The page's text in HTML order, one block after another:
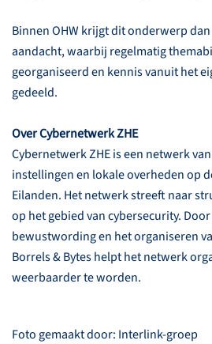
Binnen OHW krijgt dit onderwerp
aandacht, waarbij regelmatig
georganiseerd en kennis vanuit het
gedeeld.
Over Cybernetwerk ZHE
Cybernetwerk ZHE is een netwerk
instellingen en lokale overheden op
Eilanden. Het netwerk streeft naar
op het gebied van cybersecurity.
bewustwording en het organiseren
Borrels & Bytes helpt het netwerk
weerbaarder te worden.
Foto gemaakt door: Interlink-groep